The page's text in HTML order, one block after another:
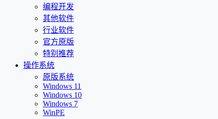
编程开发
其他软件
行业软件
官方原版
特别推荐
操作系统
原版系统
Windows 11
Windows 10
Windows 7
WinPE